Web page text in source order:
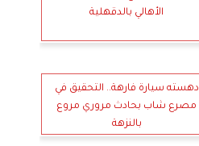
الأهالي بالدقهلية
دهسته سيارة فارهة.. التحقيق في
مصرع شاب بحادث مروري مروع
بالنزهة